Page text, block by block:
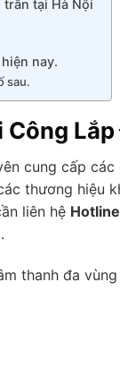
trần tại Hà Nội
nay.
sau.
cung cấp các
thương hiệu
liên hệ
thanh đa vùng